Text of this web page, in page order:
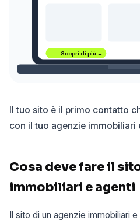
Scopri di più →
Il tuo sito è il primo contatto
con il tuo agenzie immobiliari
Cosa deve fare il
immobiliari e agenti
Il sito di un agenzie immobiliari